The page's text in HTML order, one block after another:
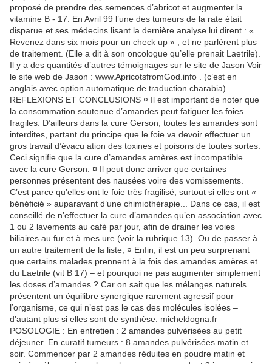
proposé de prendre des semences d’abricot et augmenter la
vitamine B - 17. En Avril 99 l’une des tumeurs de la rate était
disparue et ses médecins lisant la dernière analyse lui dirent : «
Revenez dans six mois pour un check up » , et ne parlèrent plus
de traitement. (Elle a dit à son oncologue qu’elle prenait Laetrile).
Il y a des quantités d’autres témoignages sur le site de Jason Voir
le site web de Jason : www.ApricotsfromGod.info . (c’est en
anglais avec option automatique de traduction charabia)
REFLEXIONS ET CONCLUSIONS ¤ Il est important de noter que
la consommation soutenue d’amandes peut fatiguer les foies
fragiles. D’ailleurs dans la cure Gerson, toutes les amandes sont
interdites, partant du principe que le foie va devoir effectuer un
gros travail d’évacu ation des toxines et poisons de toutes sortes.
Ceci signifie que la cure d’amandes amères est incompatible
avec la cure Gerson. ¤ Il peut donc arriver que certaines
personnes présentent des nausées voire des vomissements.
C’est parce qu’elles ont le foie très fragilisé, surtout si elles ont «
bénéficié » auparavant d’une chimiothérapie... Dans ce cas, il est
conseillé de n’effectuer la cure d’amandes qu’en association avec
1 ou 2 lavements au café par jour, afin de drainer les voies
biliaires au fur et à mes ure (voir la rubrique 13). Ou de passer à
un autre traitement de la liste, ¤ Enfin, il est un peu surprenant
que certains malades prennent à la fois des amandes amères et
du Laetrile (vit B 17) – et pourquoi ne pas augmenter simplement
les doses d’amandes ? Car on sait que les mélanges naturels
présentent un équilibre synergique rarement agressif pour
l’organisme, ce qui n’est pas le cas des molécules isolées –
d’autant plus si elles sont de synthèse. micheldogna.fr
POSOLOGIE : En entretien : 2 amandes pulvérisées au petit
déjeuner. En curatif tumeurs : 8 amandes pulvérisées matin et
soir. Commencer par 2 amandes réduites en poudre matin et